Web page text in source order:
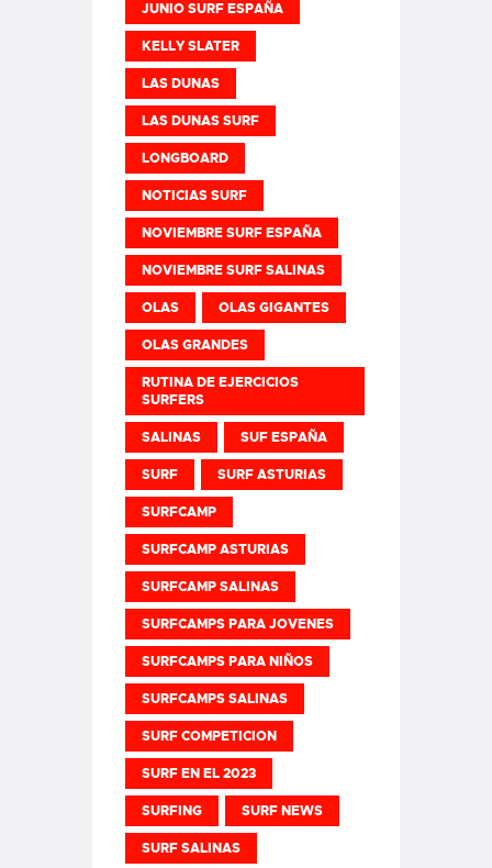
JUNIO SURF ESPAÑA
KELLY SLATER
LAS DUNAS
LAS DUNAS SURF
LONGBOARD
NOTICIAS SURF
NOVIEMBRE SURF ESPAÑA
NOVIEMBRE SURF SALINAS
OLAS OLAS GIGANTES
OLAS GRANDES
RUTINA DE EJERCICIOS
SURFERS
SALINAS SUF ESPAÑA
SURF SURF ASTURIAS
SURFCAMP
SURFCAMP ASTURIAS
SURFCAMP SALINAS
SURFCAMPS PARA JOVENES
SURFCAMPS PARA NIÑOS
SURFCAMPS SALINAS
SURF COMPETICION
SURF EN EL 2023
SURFING SURF NEWS
SURF SALINAS